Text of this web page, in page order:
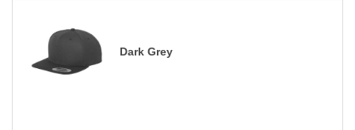
Dark Grey